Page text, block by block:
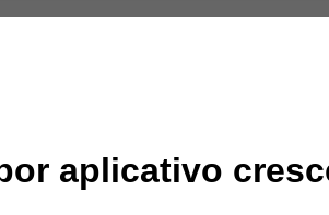
aplicativo